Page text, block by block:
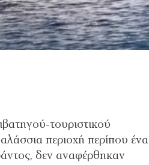
τουριστικού
περιοχή περίπου ένα
δεν αναφέρθηκαν